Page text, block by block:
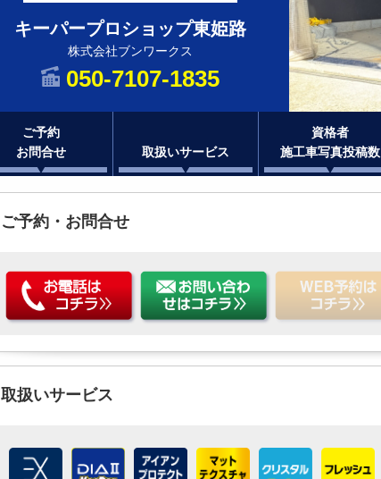
キーパープロショップ東姫路
株式会社ブンワークス
050-7107-1835
ご予約
お問合せ
取扱いサービス
資格者
施工車写真投稿数
ご予約・お問合せ
取扱いサービス